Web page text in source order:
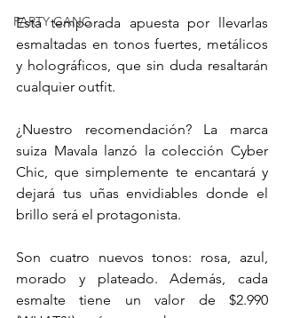
PARTY GANG
Esta temporada apuesta por llevarlas
esmaltadas en tonos fuertes, metálicos
y holográficos, que sin duda resaltarán
cualquier outfit.
¿Nuestro recomendación? La marca
suiza Mavala lanzó la colección Cyber
Chic, que simplemente te encantará y
dejará tus uñas envidiables donde el
brillo será el protagonista.
Son cuatro nuevos tonos: rosa, azul,
morado y plateado. Además, cada
esmalte tiene un valor de $2.990